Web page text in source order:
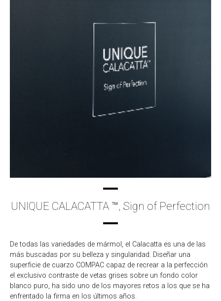
UNIQUE CALACATTA ™, Sign of Perfection
De todas las variedades de mármol, el Calacatta es una de las
más buscadas por su belleza y singularidad. Diseñar una
superficie de cuarzo COMPAC capaz de recrear a la perfección
el exclusivo contraste de vetas grises sobre un fondo color
blanco puro, ha sido uno de los mayores retos a los que se ha
enfrentado la firma en los últimos años.